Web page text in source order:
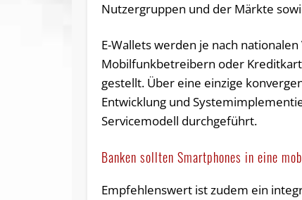
Nutzergruppen und der Märkte
E-Wallets werden je nach
Mobilfunkbetreibern oder
gestellt. Über eine einzige
Entwicklung und
Servicemodell durchgeführt.
Banken sollten Smartphones in eine
Empfehlenswert ist zudem ein